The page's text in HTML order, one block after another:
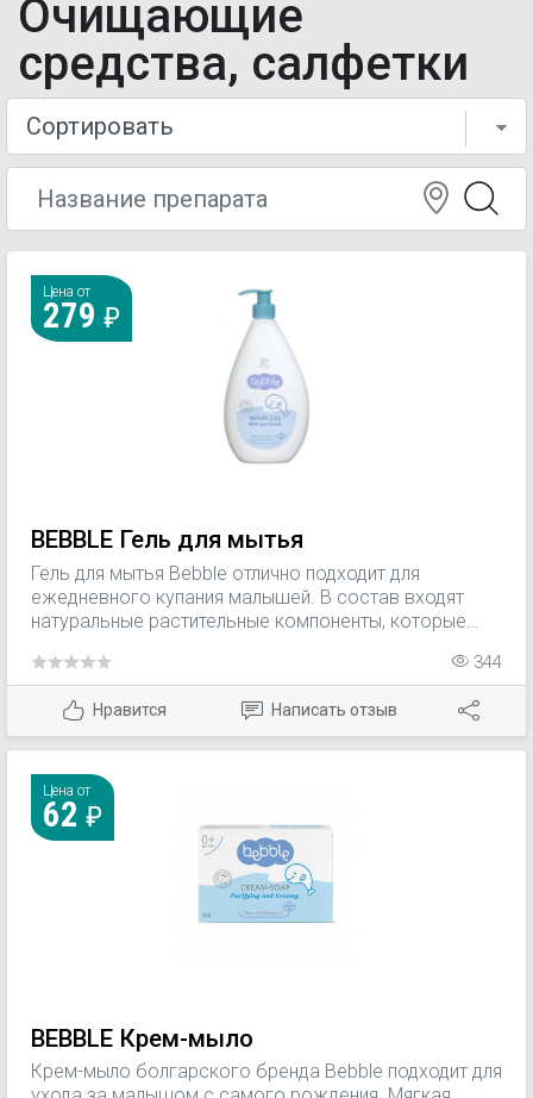
Очищающие
средства, салфетки
Цена от
279
BEBBLE Гель для мытья
Гель для мытья Bebble отлично подходит для
ежедневного купания малышей. В состав входят
натуральные растительные компоненты, которые
и дезодорирующим действиями. Гель образует
легкую пену и не пересушивает кожу малыша,
активно ее питает и увлажняет. Экстракт календулы
и ромашки оказывают выраженное успокаивающее
придает кожи мягкость и упругость, стимулирует
регенеративные способности клеток.
344
Нравится Написать отзыв
Цена от
62
BEBBLE Крем-мыло
Крем-мыло болгарского бренда Bebble подходит для